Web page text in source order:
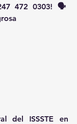
472 0303! 🗣️
del ISSSTE en